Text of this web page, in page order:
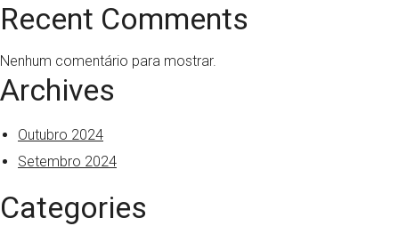
Recent Comments
Nenhum comentário para mostrar.
Archives
Outubro 2024
Setembro 2024
Categories